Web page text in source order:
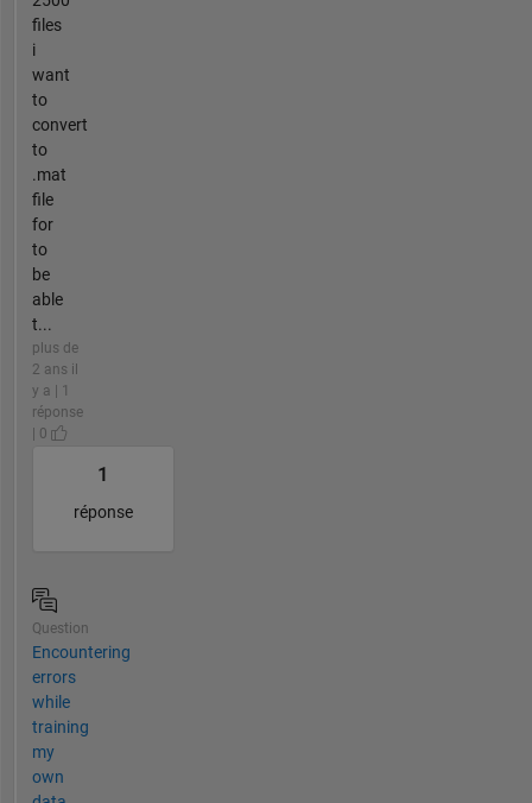
files
i
want
to
convert
to
.mat
file
for
to
be
able
t...
plus de
2 ans il
y a | 1
réponse
| 0
1
réponse
Question
Encountering
errors
while
training
my
own